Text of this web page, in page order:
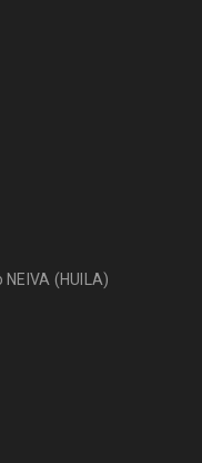
(HUILA)